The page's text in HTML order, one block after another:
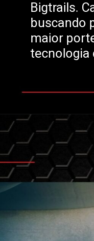
Bigtrails.
buscando
maior
tecnologia